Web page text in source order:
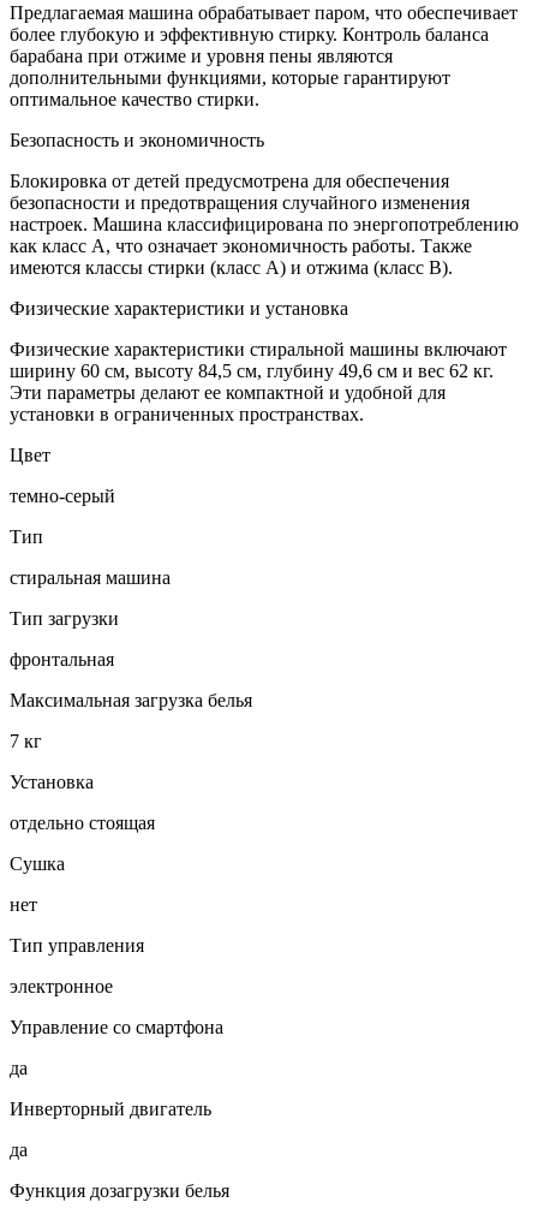
Предлагаемая машина обрабатывает паром, что обеспечивает
более глубокую и эффективную стирку. Контроль баланса
барабана при отжиме и уровня пены являются
дополнительными функциями, которые гарантируют
оптимальное качество стирки.
Безопасность и экономичность
Блокировка от детей предусмотрена для обеспечения
безопасности и предотвращения случайного изменения
настроек. Машина классифицирована по энергопотреблению
как класс A, что означает экономичность работы. Также
имеются классы стирки (класс A) и отжима (класс B).
Физические характеристики и установка
Физические характеристики стиральной машины включают
ширину 60 см, высоту 84,5 см, глубину 49,6 см и вес 62 кг.
Эти параметры делают ее компактной и удобной для
установки в ограниченных пространствах.
Цвет
темно-серый
Тип
стиральная машина
Тип загрузки
фронтальная
Максимальная загрузка белья
7 кг
Установка
отдельно стоящая
Сушка
нет
Тип управления
электронное
Управление со смартфона
да
Инверторный двигатель
да
Функция дозагрузки белья